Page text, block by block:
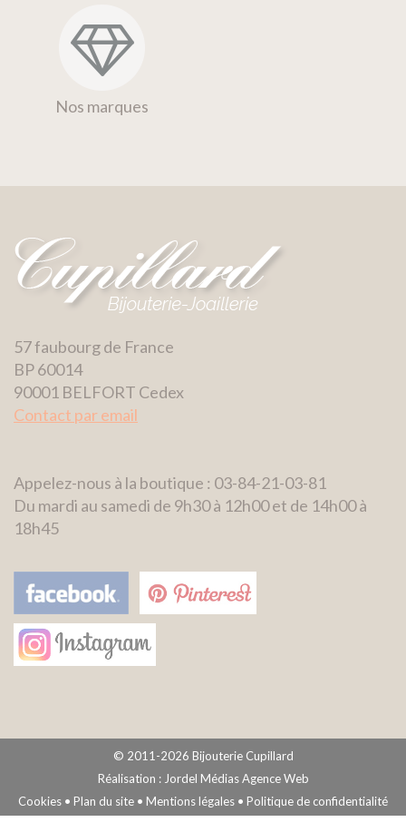
Nos marques
57 faubourg de France
BP 60014
90001 BELFORT Cedex
Contact par email
Appelez-nous à la boutique : 03-84-21-03-81
Du mardi au samedi de 9h30 à 12h00 et de 14h00 à
18h45
© 2011-2026 Bijouterie Cupillard
Réalisation : Jordel Médias Agence Web
Cookies • Plan du site • Mentions légales • Politique de confidentialité